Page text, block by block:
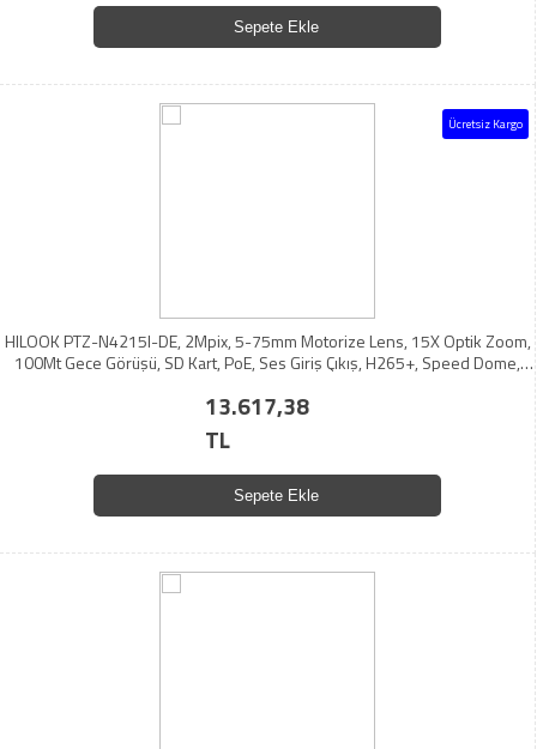
Sepete Ekle
Ücretsiz Kargo
HILOOK PTZ-N4215I-DE, 2Mpix, 5-75mm Motorize Lens, 15X Optik Zoom,
100Mt Gece Görüşü, SD Kart, PoE, Ses Giriş Çıkış, H265+, Speed Dome,
13.617,38
TL
Sepete Ekle